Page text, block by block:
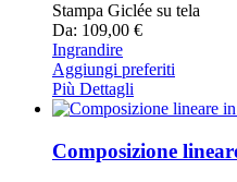
Stampa Giclée su tela
Da: 109,00 €
Ingrandire
Aggiungi preferiti
Più Dettagli
Composizione